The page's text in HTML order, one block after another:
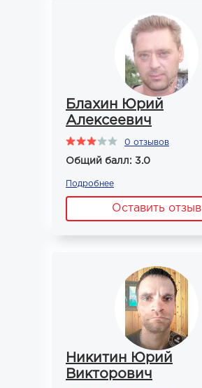
Блахин Юрий
Алексеевич
0 отзывов
Общий балл: 3.0
Подробнее
Оставить отзыв
Никитин Юрий
Викторович